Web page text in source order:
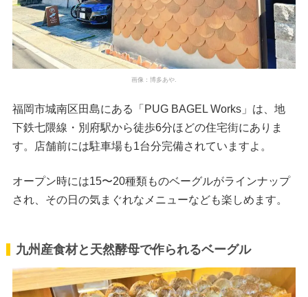
画像：博多あや.
福岡市城南区田島にある「PUG BAGEL Works」は、地
下鉄七隈線・別府駅から徒歩6分ほどの住宅街にありま
す。店舗前には駐車場も1台分完備されていますよ。
オープン時には15〜20種類ものベーグルがラインナップ
され、その日の気まぐれなメニューなども楽しめます。
九州産食材と天然酵母で作られるベーグル